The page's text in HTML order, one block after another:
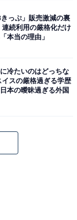
きっぷ」販売激減の裏
連続利用の厳格化だけ
本当の理由」
に冷たいのはどっちな
イスの厳格過ぎる学歴
本の曖昧過ぎる外国